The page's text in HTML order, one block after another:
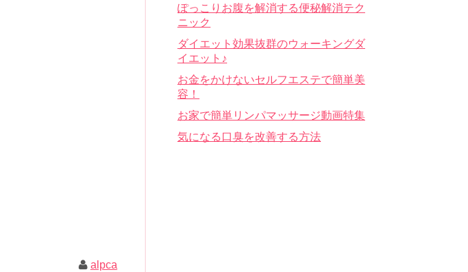
alpca
ぽっこりお腹を解消する便秘解消テク
ニック
ダイエット効果抜群のウォーキングダ
イエット♪
お金をかけないセルフエステで簡単美
容！
お家で簡単リンパマッサージ動画特集
気になる口臭を改善する方法